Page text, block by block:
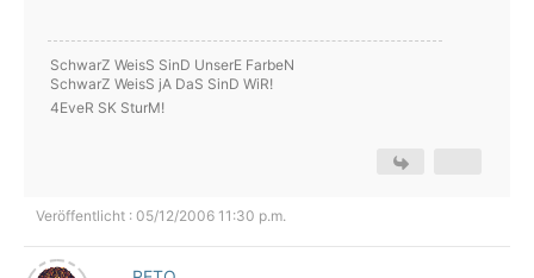
SchwarZ WeisS SinD UnserE FarbeN
SchwarZ WeisS jA DaS SinD WiR!
4EveR SK SturM!
Veröffentlicht : 05/12/2006 11:30 p.m.